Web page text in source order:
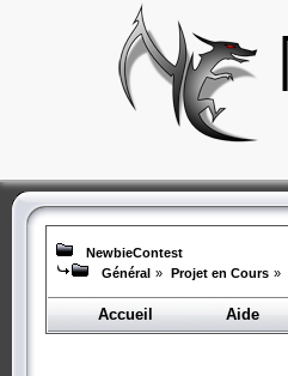
NewbieContest
Général » Projet en Cours »
Accueil Aide